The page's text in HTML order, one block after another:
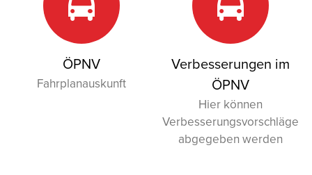
ÖPNV
Fahrplanauskunft
Verbesserungen im
ÖPNV
Hier können
Verbesserungsvorschläge
abgegeben werden